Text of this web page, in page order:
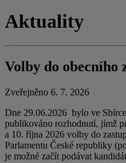
Aktuality
Volby do obecního
Zveřejněno 6. 7. 2026
Dne 29.06.2026 bylo ve
publikováno rozhodnutí, jímž
a 10. října 2026 volby do
Parlamentu České republiky
je možné začít podávat